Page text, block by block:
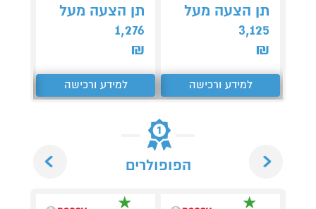
תן הצעה מעל
3,125
₪
למידע ורכישה
תן הצעה מעל
1,276
₪
למידע ורכישה
הפופולרים